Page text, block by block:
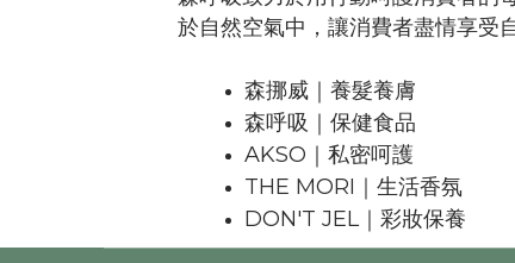
於自然空氣中，讓消費者盡情享受
森挪威｜養髮養膚
森呼吸｜保健食品
AKSO｜私密呵護
THE MORI｜生活香氛
DON'T JEL｜彩妝保養